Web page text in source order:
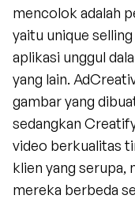
mencolok adalah
yaitu unique
aplikasi unggul
yang lain.
gambar yang
sedangkan
video berkualitas
klien yang serupa,
mereka berbeda